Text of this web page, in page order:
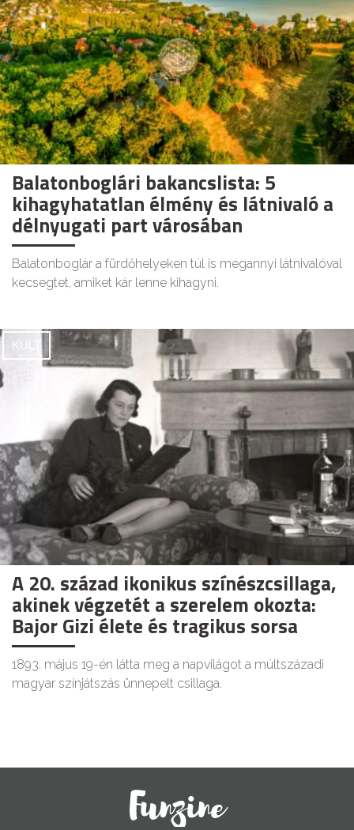
Balatonboglári bakancslista: 5
kihagyhatatlan élmény és látnivaló a
délnyugati part városában
Balatonboglár a fürdőhelyeken túl is megannyi látnivalóval
kecsegtet, amiket kár lenne kihagyni.
KULT
A 20. század ikonikus színészcsillaga,
akinek végzetét a szerelem okozta:
Bajor Gizi élete és tragikus sorsa
1893. május 19-én látta meg a napvilágot a múltszázadi
magyar színjátszás ünnepelt csillaga.